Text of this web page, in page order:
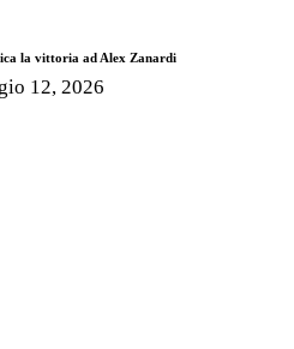
la vittoria ad Alex Zanardi
12, 2026